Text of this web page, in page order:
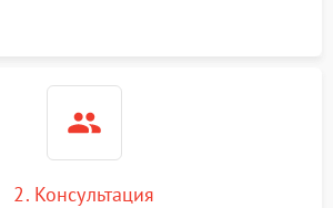
2. Консультация